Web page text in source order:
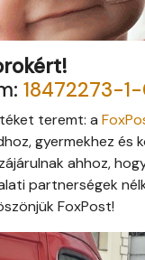
18472273-
teremt: a
gyermekhez és
ahhoz,
partnerségek
FoxPost!